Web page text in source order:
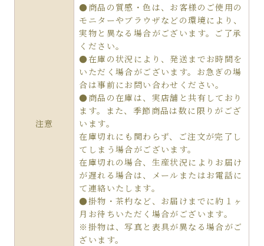
注意
●商品の質感・色は、お客様のご使用の
モニターやブラウザなどの環境により、
実物と異なる場合がございます。ご了承
ください。
●在庫の状況により、発送までお時間を
いただく場合がございます。お急ぎの場
合は事前にお問い合わせください。
●商品の在庫は、実店舗と共有しており
ます。また、季節商品は数に限りがござ
います。
在庫切れにも関わらず、ご注文が完了し
てしまう場合がございます。
在庫切れの場合、生産状況によりお届け
が遅れる場合は、メールまたはお電話に
て連絡いたします。
●掛物・茶杓など、お届けまでに約１ヶ
月お待ちいただく場合がございます。
※掛物は、写真と表具が異なる場合がご
ざいます。